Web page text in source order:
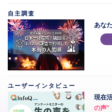
自主調査
あな
ユーザーインタビュー
現在
の声”